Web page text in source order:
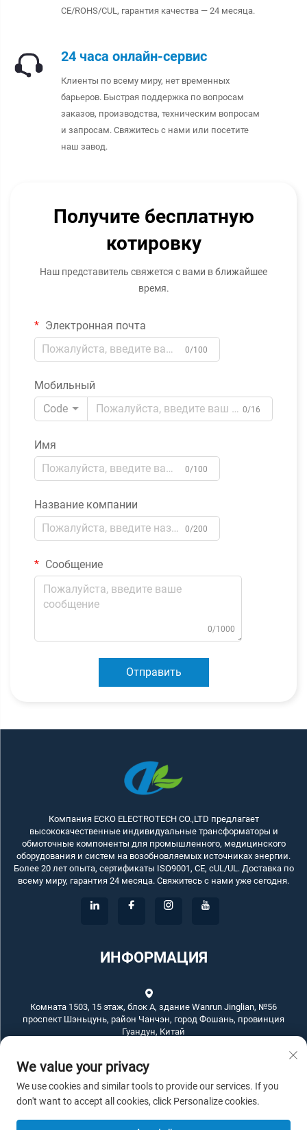
CE/ROHS/CUL, гарантия качества — 24 месяца.
24 часа онлайн-сервис
Клиенты по всему миру, нет временных
барьеров. Быстрая поддержка по вопросам
заказов, производства, техническим вопросам
и запросам. Свяжитесь с нами или посетите
наш завод.
Получите бесплатную
котировку
Наш представитель свяжется с вами в ближайшее
время.
Электронная почта
0/100
Мобильный
Code
0/16
Имя
0/100
Название компании
0/200
Сообщение
0/1000
Отправить
Компания ECKO ELECTROTECH CO.,LTD предлагает
высококачественные индивидуальные трансформаторы и
обмоточные компоненты для промышленного, медицинского
оборудования и систем на возобновляемых источниках энергии.
Более 20 лет опыта, сертификаты ISO9001, CE, cUL/UL. Доставка по
всему миру, гарантия 24 месяца. Свяжитесь с нами уже сегодня.
ИНФОРМАЦИЯ
Комната 1503, 15 этаж, блок А, здание Wanrun Jinglian, №56
проспект Шэньцунь, район Чанчэн, город Фошань, провинция
Гуандун, Китай
+86-757-83789311
[email protected]
We value your privacy
We use cookies and similar tools to provide our services. If you
don't want to accept all cookies, click Personalize cookies.